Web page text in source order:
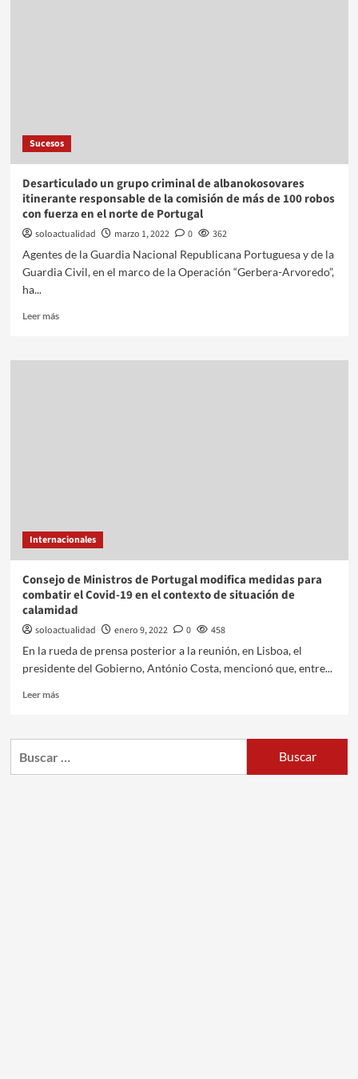
Sucesos
Desarticulado un grupo criminal de albanokosovares
itinerante responsable de la comisión de más de 100 robos
con fuerza en el norte de Portugal
soloactualidad marzo 1, 2022 0
362
Agentes de la Guardia Nacional Republicana Portuguesa y de la
Guardia Civil, en el marco de la Operación “Gerbera-Arvoredo”,
ha...
Leer más
Internacionales
Consejo de Ministros de Portugal modifica medidas para
combatir el Covid-19 en el contexto de situación de
calamidad
soloactualidad enero 9, 2022 0
458
En la rueda de prensa posterior a la reunión, en Lisboa, el
presidente del Gobierno, António Costa, mencionó que, entre...
Leer más